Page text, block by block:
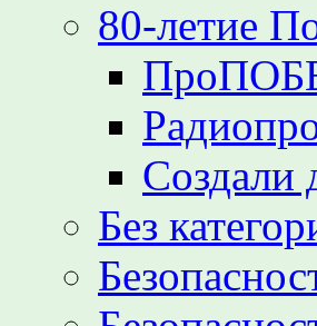
80-летие
Создали
Без